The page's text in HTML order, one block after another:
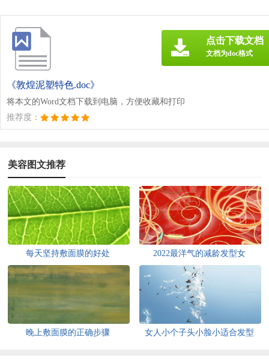
《敦煌泥塑特色.doc》
将本文的Word文档下载到电脑，方便收藏和打印
推荐度：
点击下载文档
文档为doc格式
美容图文推荐
每天坚持敷面膜的好处 2022最洋气的减龄发型女
晚上敷面膜的正确步骤 女人小个子头小脸小适合发型